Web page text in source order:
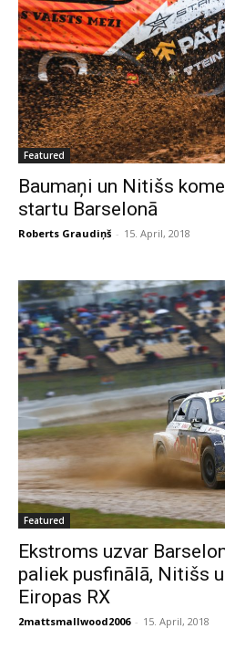
Featured
Baumaņi un Nitišs
startu Barselonā
Roberts Graudiņš - 15. April, 2018
Featured
Ekstroms uzvar
paliek pusfinālā, Nitišs
Eiropas RX
2mattsmallwood2006 - 15. April, 2018